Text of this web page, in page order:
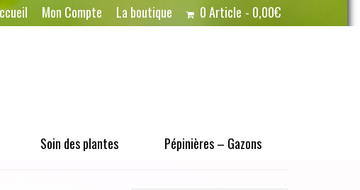
Mon Compte La boutique 0 Article 0,00€
Soin des plantes Pépinières – Gazons